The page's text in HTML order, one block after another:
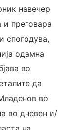
навечер
и преговара
спогодува,
одамна
во
да
во
во дневен и/